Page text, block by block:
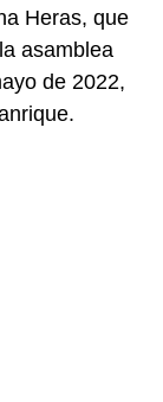
Heras, que
asamblea
de 2022,